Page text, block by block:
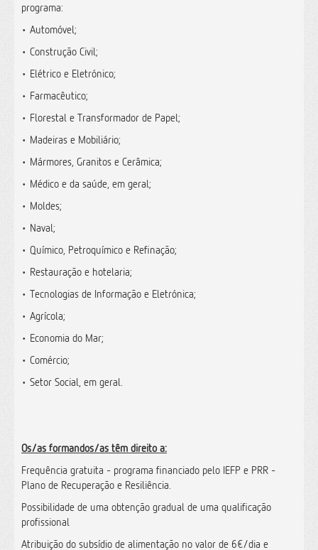
programa:
• Automóvel;
• Construção Civil;
• Elétrico e Eletrónico;
• Farmacêutico;
• Florestal e Transformador de Papel;
• Madeiras e Mobiliário;
• Mármores, Granitos e Cerâmica;
• Médico e da saúde, em geral;
• Moldes;
• Naval;
• Químico, Petroquímico e Refinação;
• Restauração e hotelaria;
• Tecnologias de Informação e Eletrónica;
• Agrícola;
• Economia do Mar;
• Comércio;
• Setor Social, em geral.
Os/as formandos/as têm direito a:
Frequência gratuita - programa financiado pelo IEFP e PRR -
Plano de Recuperação e Resiliência.
Possibilidade de uma obtenção gradual de uma qualificação
profissional
Atribuição do subsídio de alimentação no valor de 6€/dia e